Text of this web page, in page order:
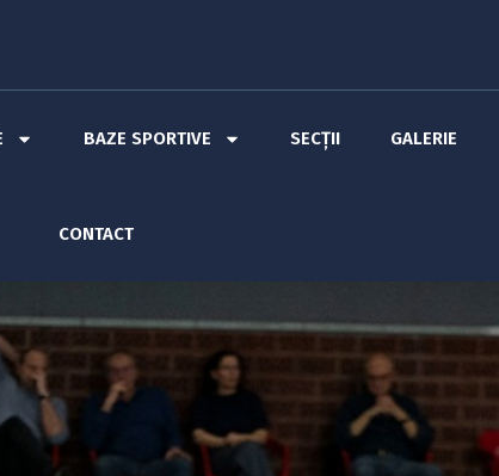
BAZE SPORTIVE SECȚII GALERIE
CONTACT